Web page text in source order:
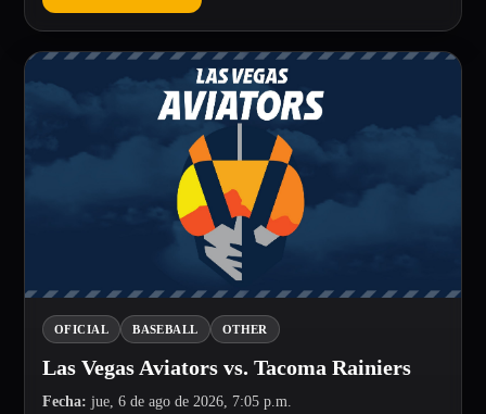
OFICIAL BASEBALL OTHER
Las Vegas Aviators vs. Tacoma Rainiers
Fecha: jue, 6 de ago de 2026, 7:05 p.m.